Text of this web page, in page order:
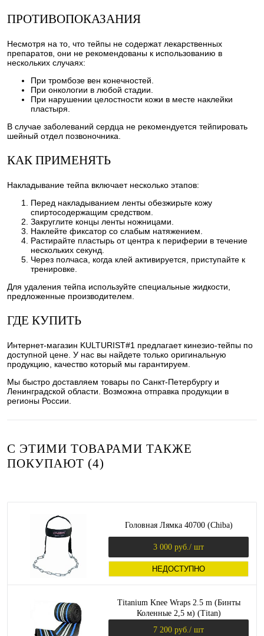
ПРОТИВОПОКАЗАНИЯ
Несмотря на то, что тейпы не содержат лекарственных
препаратов, они не рекомендованы к использованию в
нескольких случаях:
При тромбозе вен конечностей.
При онкологии в любой стадии.
При нарушении целостности кожи в месте наклейки
пластыря.
В случае заболеваний сердца не рекомендуется тейпировать
шейный отдел позвоночника.
КАК ПРИМЕНЯТЬ
Накладывание тейпа включает несколько этапов:
Перед накладыванием ленты обезжирьте кожу
спиртосодержащим средством.
Закруглите концы ленты ножницами.
Наклейте фиксатор со слабым натяжением.
Растирайте пластырь от центра к периферии в течение
нескольких секунд.
Через полчаса, когда клей активируется, приступайте к
тренировке.
Для удаления тейпа используйте специальные жидкости,
предложенные производителем.
ГДЕ КУПИТЬ
Интернет-магазин KULTURIST#1 предлагает кинезио-тейпы по
доступной цене. У нас вы найдете только оригинальную
продукцию, качество который мы гарантируем.
Мы быстро доставляем товары по Санкт-Петербургу и
Ленинградской области. Возможна отправка продукции в
регионы России.
С ЭТИМИ ТОВАРАМИ ТАКЖЕ
ПОКУПАЮТ (4)
Головная Лямка 40700 (Chiba)
3 000 руб. / шт
НЕДОСТУПНО
Titanium Knee Wraps 2.5 m (Бинты
Коленные 2,5 м) (Titan)
7 200 руб. / шт